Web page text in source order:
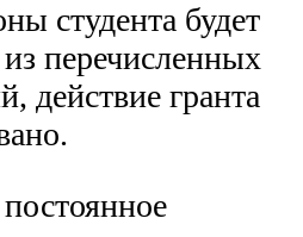
студента будет
перечисленных
действие гранта